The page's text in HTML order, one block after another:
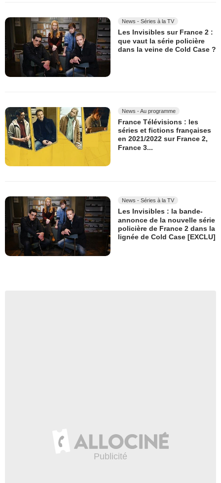
News - Séries à la TV
Les Invisibles sur France 2 :
que vaut la série policière
dans la veine de Cold Case ?
News - Au programme
France Télévisions : les
séries et fictions françaises
en 2021/2022 sur France 2,
France 3...
News - Séries à la TV
Les Invisibles : la bande-
annonce de la nouvelle série
policière de France 2 dans la
lignée de Cold Case [EXCLU]